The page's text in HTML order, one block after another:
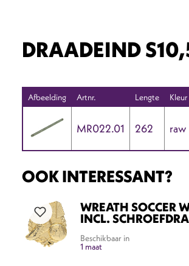
DRAADEIND
Afbeelding Artnr. Lengte Kleur
MR022.01 262 raw
OOK INTERESSANT?
WREATH SOCCER
INCL.
Beschikbaar in
1 maat